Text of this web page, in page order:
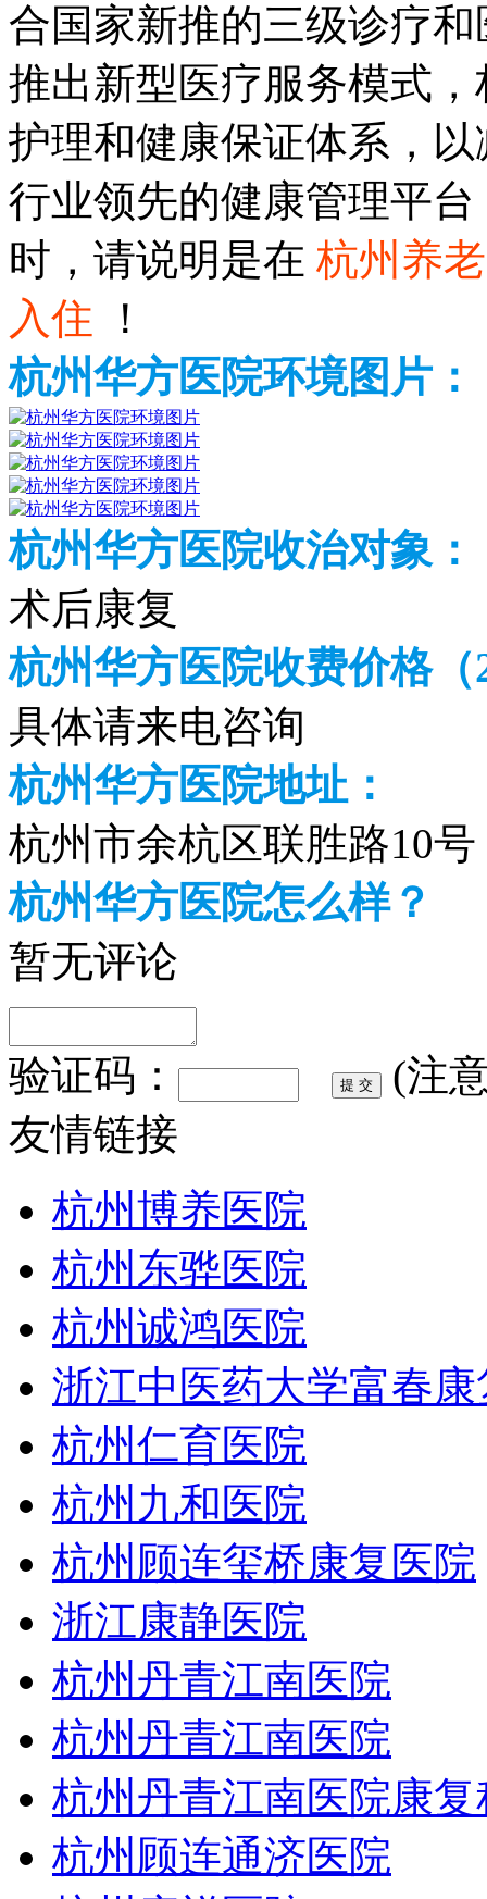
合国家新推的三级诊疗
推出新型医疗服务模式
护理和健康保证体系，
行业领先的健康管理平
时，请说明是在 杭州养
入住 ！
杭州华方医院环境图片：
杭州华方医院收治对象：
术后康复
杭州华方医院收费价格（
具体请来电咨询
杭州华方医院地址：
杭州市余杭区联胜路10号
杭州华方医院怎么样？
暂无评论
验证码：
(注
友情链接
杭州博养医院
杭州东骅医院
杭州诚鸿医院
浙江中医药大学富春
杭州仁育医院
杭州九和医院
杭州顾连玺桥康复医院
浙江康静医院
杭州丹青江南医院
杭州丹青江南医院
杭州丹青江南医院康复
杭州顾连通济医院